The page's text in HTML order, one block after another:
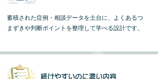
蓄積された症例・相談データを土台に、よくあるつ
まずきや判断ポイントを整理して学べる設計です。
続けやすいのに濃い内容